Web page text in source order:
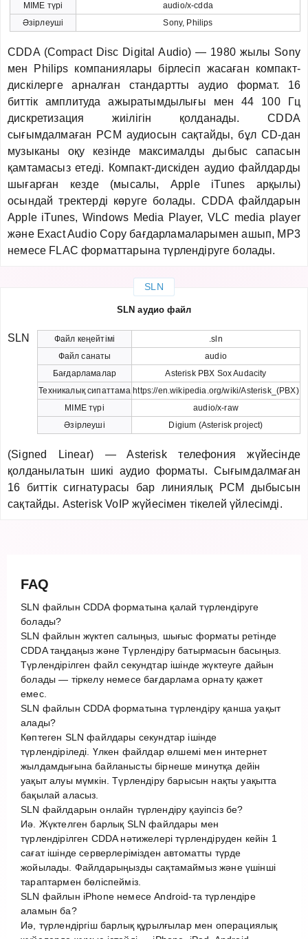
MIME түрі
audio/x-cdda
Әзірлеуші
Sony, Philips
CDDA (Compact Disc Digital Audio) — 1980 жылы Sony
мен Philips компаниялары бірлесіп жасаған компакт-
дискілерге арналған стандартты аудио формат. 16
биттік амплитуда ажыратымдылығы мен 44 100 Гц
дискретизация жиілігін қолданады. CDDA
сығымдалмаған PCM аудиосын сақтайды, бұл CD-дан
музыканы оқу кезінде максималды дыбыс сапасын
қамтамасыз етеді. Компакт-дискіден аудио файлдарды
шығарған кезде (мысалы, Apple iTunes арқылы)
осындай тректерді көруге болады. CDDA файлдарын
Apple iTunes, Windows Media Player, VLC media player
және Exact Audio Copy бағдарламаларымен ашып, MP3
немесе FLAC форматтарына түрлендіруге болады.
SLN
SLN аудио файл
Файл кеңейтімі
.sln
Файл санаты
audio
Бағдарламалар
Asterisk PBX Sox Audacity
Техникалық сипаттама https://en.wikipedia.org/wiki/Asterisk_(PBX)
MIME түрі
audio/x-raw
Әзірлеуші
Digium (Asterisk project)
SLN
(Signed Linear) — Asterisk телефония жүйесінде
қолданылатын шикі аудио форматы. Сығымдалмаған
16 биттік сигнатурасы бар линиялық PCM дыбысын
сақтайды. Asterisk VoIP жүйесімен тікелей үйлесімді.
FAQ
SLN файлын CDDA форматына қалай түрлендіруге
болады?
SLN файлын жүктеп салыңыз, шығыс форматы ретінде
CDDA таңдаңыз және Түрлендіру батырмасын басыңыз.
Түрлендірілген файл секундтар ішінде жүктеуге дайын
болады — тіркелу немесе бағдарлама орнату қажет
емес.
SLN файлын CDDA форматына түрлендіру қанша уақыт
алады?
Көптеген SLN файлдары секундтар ішінде
түрлендіріледі. Үлкен файлдар өлшемі мен интернет
жылдамдығына байланысты бірнеше минутқа дейін
уақыт алуы мүмкін. Түрлендіру барысын нақты уақытта
бақылай аласыз.
SLN файлдарын онлайн түрлендіру қауіпсіз бе?
Иә. Жүктелген барлық SLN файлдары мен
түрлендірілген CDDA нәтижелері түрлендіруден кейін 1
сағат ішінде серверлерімізден автоматты түрде
жойылады. Файлдарыңызды сақтамаймыз және үшінші
тараптармен бөліспейміз.
SLN файлын iPhone немесе Android-та түрлендіре
аламын ба?
Иә, түрлендіргіш барлық құрылғылар мен операциялық